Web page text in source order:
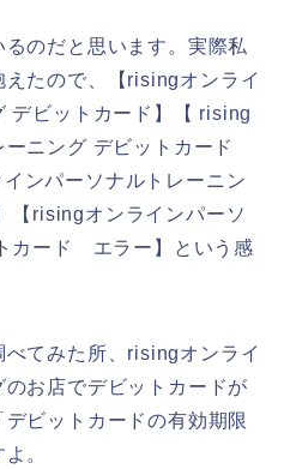
のだと思います。実際私
たので、【risingオンライ
デビットカード】【 rising
ーニング デビットカード
ンパーソナルトレーニン
risingオンラインパーソ
カード エラー】という感
てみた所、risingオンライ
お店でデビットカードが
ビットカードの有効期限
。